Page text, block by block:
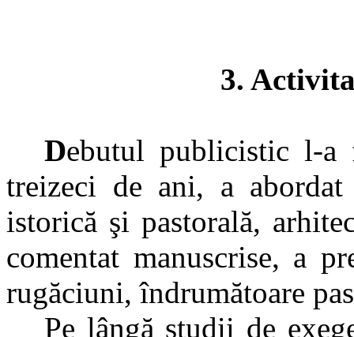
3.
Debutul publicistic l-
treizeci de ani, a
istorică şi pastorală,
comentat manuscrise, a
rugăciuni, îndrumătoare
Pe lângă studii de